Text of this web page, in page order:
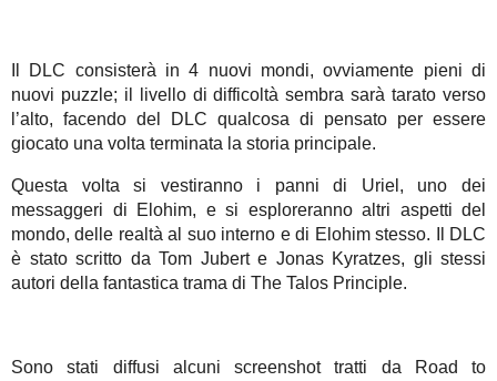
Il DLC consisterà in 4 nuovi mondi, ovviamente pieni di
nuovi puzzle; il livello di difficoltà sembra sarà tarato verso
l’alto, facendo del DLC qualcosa di pensato per essere
giocato una volta terminata la storia principale.
Questa volta si vestiranno i panni di Uriel, uno dei
messaggeri di Elohim, e si esploreranno altri aspetti del
mondo, delle realtà al suo interno e di Elohim stesso. Il DLC
è stato scritto da Tom Jubert e Jonas Kyratzes, gli stessi
autori della fantastica trama di The Talos Principle.
Sono stati diffusi alcuni screenshot tratti da Road to